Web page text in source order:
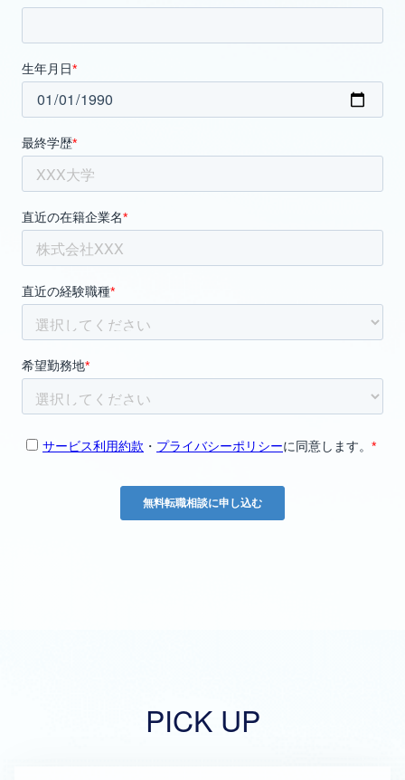
PICK UP